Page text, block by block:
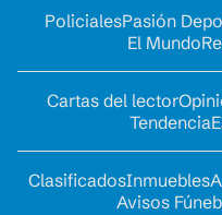
PolicialesPasión
El Mundo
Cartas del lector
Tendencia
ClasificadosInmuebles
Avisos